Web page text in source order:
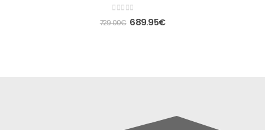
0out of 5
729.00€ 689.95€